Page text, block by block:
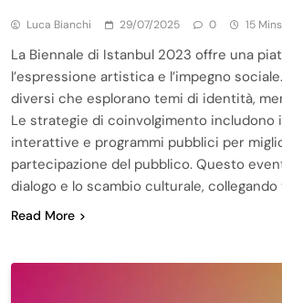
Luca Bianchi 29/07/2025 0 15 Mins
La Biennale di Istanbul 2023 offre una
l’espressione artistica e l’impegno
diversi che esplorano temi di identità,
Le strategie di coinvolgimento includono
interattive e programmi pubblici per
partecipazione del pubblico. Questo
dialogo e lo scambio culturale,
Read More